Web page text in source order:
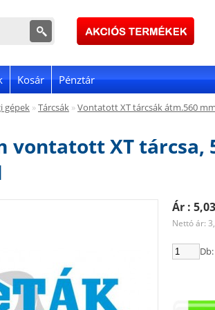
Kosár Pénztár
gépek »Tárcsák »Vontatott XT tárcsák átm.560
vontatott XT tárcsa,
Ár :
Nettó ár:
Db: